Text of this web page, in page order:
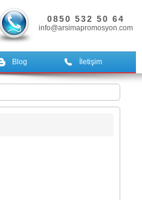
0850 532 50 64
info@arsimapromosyon.com
Blog İletişim